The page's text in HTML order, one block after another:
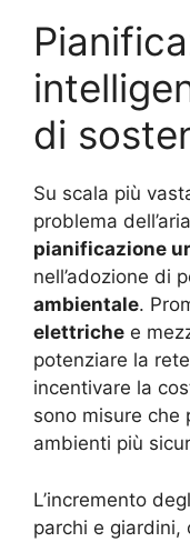
di
Su scala più
problema
pianificazione
nell’adozione di
ambientale.
elettriche e
potenziare la
incentivare la
sono misure che
ambienti più
L’incremento
parchi e giardini,